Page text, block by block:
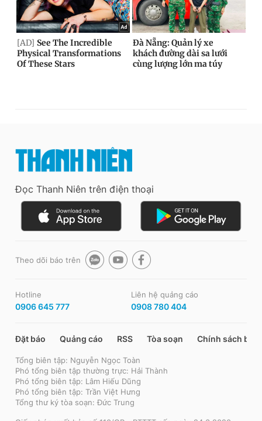
Đọc Thanh Niên trên điện thoại
Theo dõi báo trên
Hotline
0906 645 777
Liên hệ quảng cáo
0908 780 404
Đặt báo Quảng cáo RSS Tòa soạn Chính sách bảo
Tổng biên tập: Nguyễn Ngọc Toàn
Phó tổng biên tập thường trực: Hải Thành
Phó tổng biên tập: Lâm Hiếu Dũng
Phó tổng biên tập: Trần Việt Hưng
Tổng thư ký tòa soạn: Đức Trung